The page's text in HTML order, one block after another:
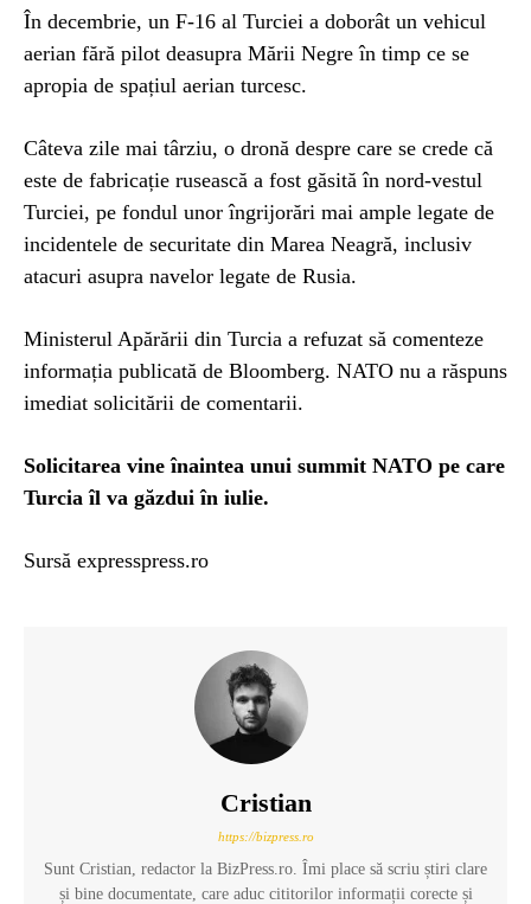
În decembrie, un F-16 al Turciei a doborât un vehicul
aerian fără pilot deasupra Mării Negre în timp ce se
apropia de spațiul aerian turcesc.
Câteva zile mai târziu, o dronă despre care se crede că
este de fabricație rusească a fost găsită în nord-vestul
Turciei, pe fondul unor îngrijorări mai ample legate de
incidentele de securitate din Marea Neagră, inclusiv
atacuri asupra navelor legate de Rusia.
Ministerul Apărării din Turcia a refuzat să comenteze
informația publicată de Bloomberg. NATO nu a răspuns
imediat solicitării de comentarii.
Solicitarea vine înaintea unui summit NATO pe care
Turcia îl va găzdui în iulie.
Sursă expresspress.ro
Cristian
https://bizpress.ro
Sunt Cristian, redactor la BizPress.ro. Îmi place să scriu știri clare
și bine documentate, care aduc cititorilor informații corecte și